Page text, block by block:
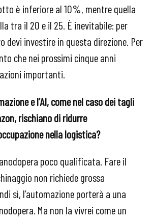
è inferiore al 10%, mentre quella
tra il 20 e il 25. È inevitabile: per
devi investire in questa direzione. Per
che nei prossimi cinque anni
importanti.
e l’AI, come nel caso dei tagli
rischiano di ridurre
nella logistica?
poco qualificata. Fare il
non richiede grossa
sì, l’automazione porterà a una
Ma non la vivrei come un